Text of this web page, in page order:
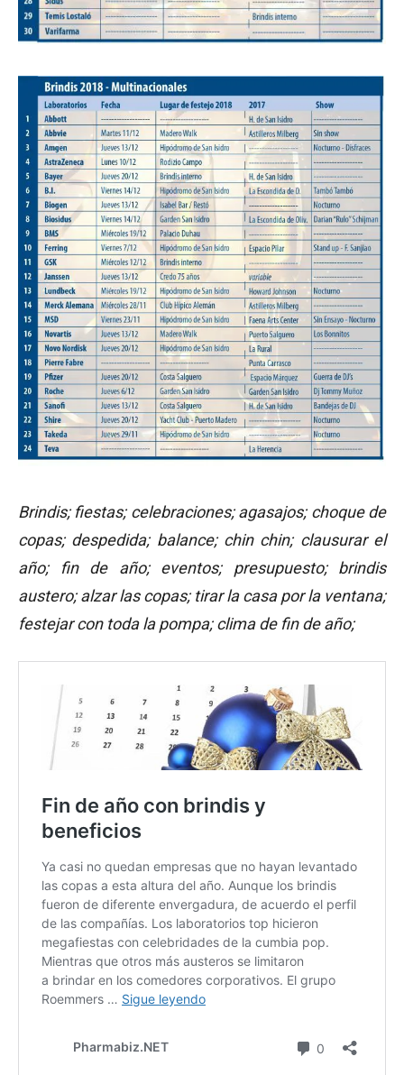
Brindis; fiestas; celebraciones; agasajos; choque de
copas; despedida; balance; chin chin; clausurar el
año; fin de año; eventos; presupuesto; brindis
austero; alzar las copas; tirar la casa por la ventana;
festejar con toda la pompa; clima de fin de año;